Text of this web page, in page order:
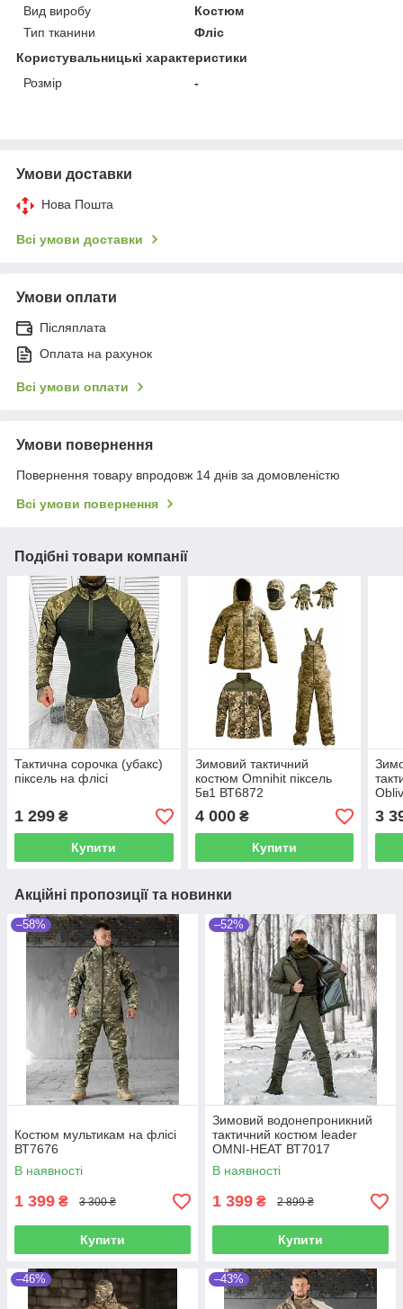
Вид виробу
Костюм
Тип тканини
Фліс
Користувальницькі характеристики
Розмір
-
Умови доставки
Нова Пошта
Всі умови доставки
Умови оплати
Післяплата
Оплата на рахунок
Всі умови оплати
Умови повернення
Повернення товару впродовж 14 днів за домовленістю
Всі умови повернення
Подібні товари компанії
Тактична сорочка (убакс)
піксель на флісі
1 299 ₴
Купити
Зимовий тактичний
костюм Omnihit піксель
5в1 ВТ6872
4 000₴
Купити
3
Акційні пропозиції та новинки
–58%
Костюм мультикам на флісі
ВТ7676
В наявності
1 399 ₴ 3 300 ₴
Купити
–52%
Зимовий водонепроникний
тактичний костюм leader
OMNI-HEAT ВТ7017
В наявності
1 399 ₴ 2 899 ₴
Купити
–46% –43%